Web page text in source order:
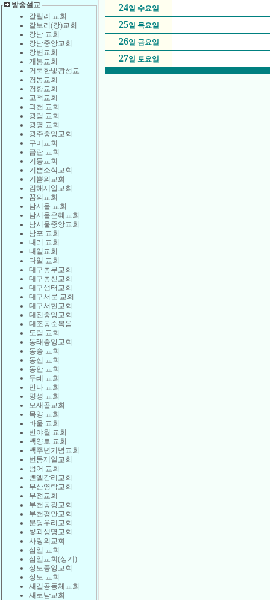
방송설교
갈릴리 교회
갈보리(강)교회
강남 교회
강남중앙교회
강변교회
개봉교회
거룩한빛광성교
경동교회
경향교회
고척교회
과천 교회
광림 교회
광명 교회
광주중앙교회
구미교회
금란 교회
기둥교회
기쁜소식교회
기쁨의교회
김해제일교회
꿈의교회
남서울 교회
남서울은혜교회
남서울중앙교회
남포 교회
내리 교회
내일교회
다일 교회
대구동부교회
대구동신교회
대구샘터교회
대구서문 교회
대구서현교회
대전중앙교회
대조동순복음
도림 교회
동래중앙교회
동숭 교회
동신 교회
동안 교회
두레 교회
만나 교회
명성 교회
모새골교회
목양 교회
바울 교회
반야월 교회
백양로 교회
백주년기념교회
번동제일교회
범어 교회
벧엘감리교회
부산영락교회
부전교회
부천동광교회
부천평안교회
분당우리교회
빛과생명교회
사랑의교회
삼일 교회
삼일교회(상계)
상도중앙교회
상도 교회
새길공동체교회
새로남교회
24일 수요일
25일 목요일
26일 금요일
27일 토요일